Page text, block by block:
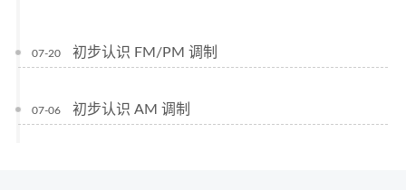
07-20 初步认识 FM/PM 调制
07-06 初步认识 AM 调制